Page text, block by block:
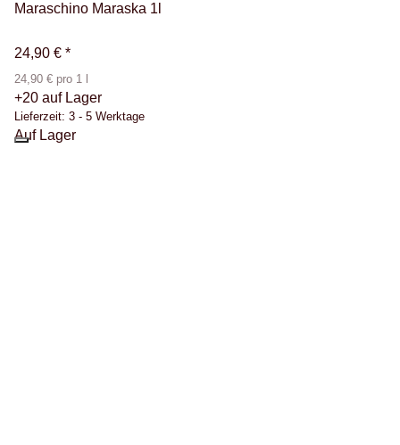
Maraschino Maraska 1l
24,90 € *
24,90 € pro 1 l
+20 auf Lager
Lieferzeit: 3 - 5 Werktage
Auf Lager